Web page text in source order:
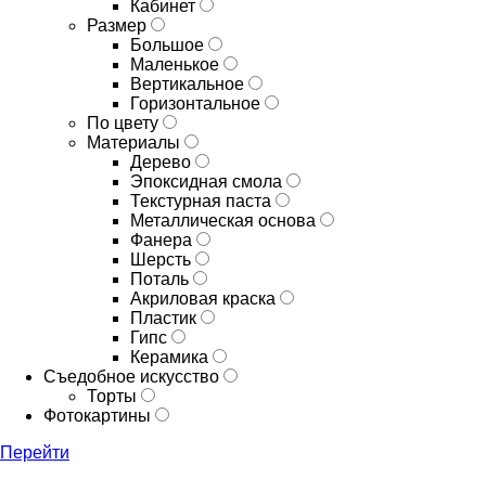
Кабинет
Размер
Большое
Маленькое
Вертикальное
Горизонтальное
По цвету
Материалы
Дерево
Эпоксидная смола
Текстурная паста
Металлическая основа
Фанера
Шерсть
Поталь
Акриловая краска
Пластик
Гипс
Керамика
Съедобное искусство
Торты
Фотокартины
Перейти